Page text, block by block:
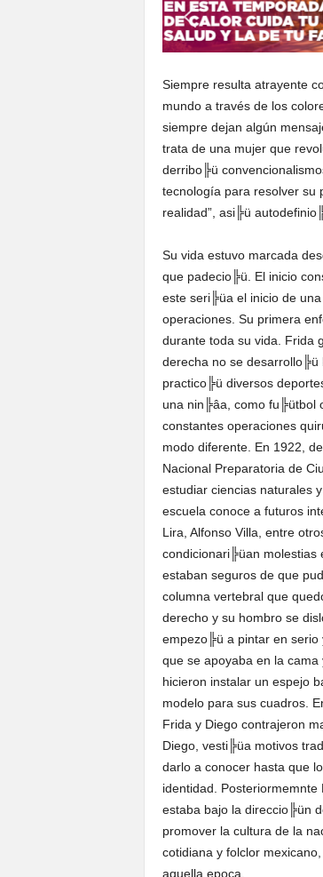
Siempre resulta atrayente
mundo a través de los
siempre dejan algún
trata de una mujer que
derribo╠ü
tecnología para resolver su
realidad”, asi╠ü
Su vida estuvo marcada
que padecio╠ü. El inicio
este seri╠üa el inicio de
operaciones. Su primera
durante toda su vida. Frida
derecha no se
practico╠ü diversos
una nin╠âa, como fu╠ütbol
constantes operaciones
modo diferente. En 1922,
Nacional Preparatoria de
estudiar ciencias naturales
escuela conoce a futuros
Lira, Alfonso Villa, entre
condicionari╠üan molestias
estaban seguros de que
columna vertebral que
derecho y su hombro se
empezo╠ü a pintar en serio
que se apoyaba en la
hicieron instalar un espejo
modelo para sus cuadros.
Frida y Diego contrajeron
Diego, vesti╠üa motivos
darlo a conocer hasta que
identidad.
estaba bajo la direccio╠ün
promover la cultura de la
cotidiana y folclor
aquella epoca.